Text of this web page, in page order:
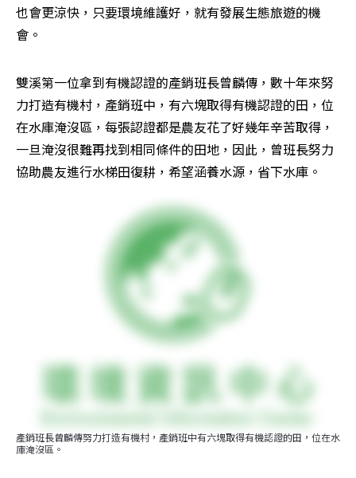
也會更涼快，只要環境維護好，就有發展生態旅遊的機
會。
雙溪第一位拿到有機認證的產銷班長曾麟傳，數十年來努
力打造有機村，產銷班中，有六塊取得有機認證的田，位
在水庫淹沒區，每張認證都是農友花了好幾年辛苦取得，
一旦淹沒很難再找到相同條件的田地，因此，曾班長努力
協助農友進行水梯田復耕，希望涵養水源，省下水庫。
產銷班長曾麟傳努力打造有機村，產銷班中有六塊取得有機認證的田，位在水
庫淹沒區。